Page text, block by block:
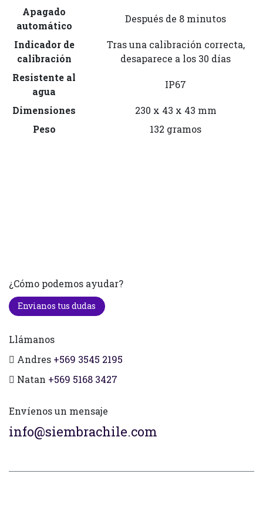
Apagado
automático
Después de 8 minutos
Indicador de
calibración
Tras una calibración correcta,
desaparece a los 30 días
Resistente al
agua
IP67
Dimensiones
230 x 43 x 43 mm
Peso
132 gramos
¿Cómo podemos ayudar?
Envianos tus dudas
Llámanos
Andres +569 3545 2195
Natan +569 5168 3427
Envíenos un mensaje
info@siembrachile.com